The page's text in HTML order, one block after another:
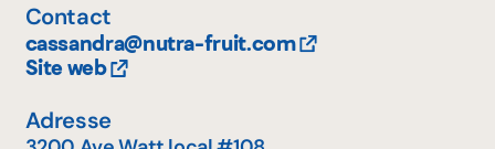
Contact
cassandra@nutra-fruit.com
Site web
Adresse